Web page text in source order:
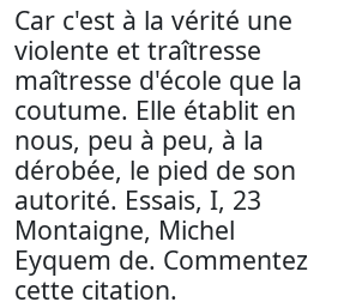
Car c'est à la vérité une
violente et traîtresse
maîtresse d'école que la
coutume. Elle établit en
nous, peu à peu, à la
dérobée, le pied de son
autorité. Essais, I, 23
Montaigne, Michel
Eyquem de. Commentez
cette citation.